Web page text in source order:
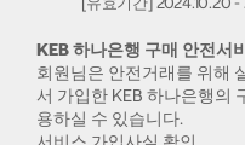
KEB 하나은행 구매 안전서
회원님은 안전거래를 위해
서 가입한 KEB 하나은행의
용하실 수 있습니다.